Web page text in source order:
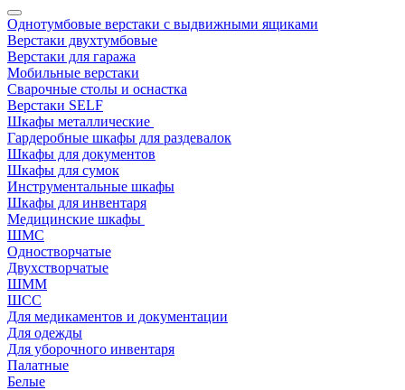
Однотумбовые верстаки с выдвижными ящиками
Верстаки двухтумбовые
Верстаки для гаража
Мобильные верстаки
Сварочные столы и оснастка
Верстаки SELF
Шкафы металлические
Гардеробные шкафы для раздевалок
Шкафы для документов
Шкафы для сумок
Инструментальные шкафы
Шкафы для инвентаря
Медицинские шкафы
ШМС
Одностворчатые
Двухстворчатые
ШММ
ШСС
Для медикаментов и документации
Для одежды
Для уборочного инвентаря
Палатные
Белые